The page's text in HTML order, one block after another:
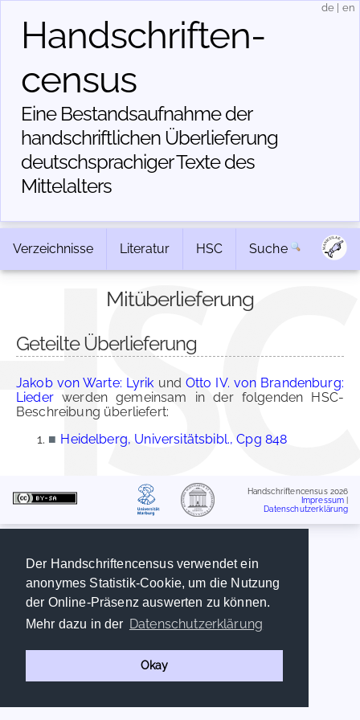
Der Handschriftencensus verwendet ein
anonymes Statistik-Cookie, um die Nutzung
der Online-Präsenz auswerten zu können.
Mehr dazu in der Datenschutzerklärung
Okay
Handschriften­
census
Eine Bestandsaufnahme der
handschriftlichen Über­lieferung
deutschsprachiger Texte des
Mittelalters
de en
Verzeichnisse Literatur HSC Suche
Mitüberlieferung
Geteilte Überlieferung
Jakob von Warte: Lyrik und Otto IV. von Brandenburg:
Liederwerden gemeinsam in der folgenden HSC-
Beschreibung überliefert:
■ Heidelberg, Universitätsbibl., Cpg 848
Handschriftencensus 2026
Impressum
Datenschutzerklärung